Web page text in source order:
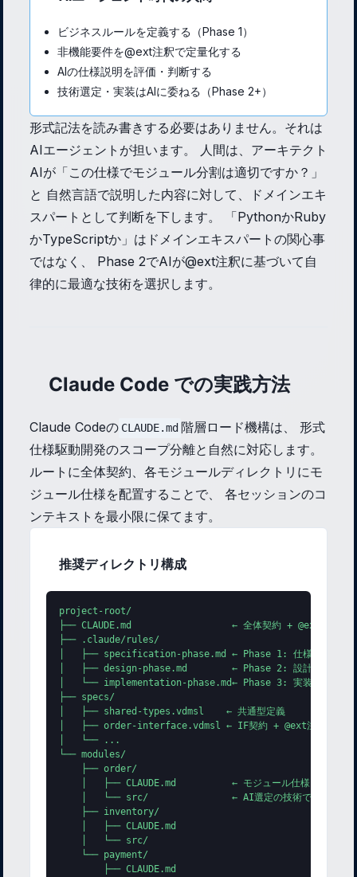
ビジネスルールを定義する（Phase 1）
非機能要件を@ext注釈で定量化する
AIの仕様説明を評価・判断する
技術選定・実装はAIに委ねる（Phase 2+）
形式記法を読み書きする必要はありません。それは
AIエージェントが担います。 人間は、アーキテクト
AIが「この仕様でモジュール分割は適切ですか？」
と 自然言語で説明した内容に対して、ドメインエキ
スパートとして判断を下します。 「PythonかRuby
かTypeScriptか」はドメインエキスパートの関心事
ではなく、 Phase 2でAIが@ext注釈に基づいて自
律的に最適な技術を選択します。
Claude Code での実践方法
Claude Codeの CLAUDE.md 階層ロード機構は、 形式
仕様駆動開発のスコープ分離と自然に対応します。
ルートに全体契約、各モジュールディレクトリにモ
ジュール仕様を配置することで、 各セッションのコ
ンテキストを最小限に保てます。
推奨ディレクトリ構成
project-root/
├── CLAUDE.md                  ← 全体契約 + @ext規約（常
├── .claude/rules/
│   ├── specification-phase.md ← Phase 1: 仕様編集時の
│   ├── design-phase.md        ← Phase 2: 設計時の規約
│   └── implementation-phase.md← Phase 3: 実装時の規約
├── specs/
│   ├── shared-types.vdmsl    ← 共通型定義
│   ├── order-interface.vdmsl ← IF契約 + @ext注釈
│   └── ...
└── modules/
    ├── order/
│   ├── CLAUDE.md          ← モジュール仕様（遅延ロ
    │   └── src/               ← AI選定の技術で実装
    ├── inventory/
    │   ├── CLAUDE.md
    │   └── src/
    └── payment/
        ├── CLAUDE.md